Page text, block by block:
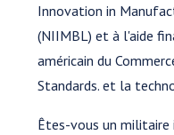
Innovation in
(NIIMBL) et à l'aide
américain du
Standards. et la
Êtes-vous un militaire